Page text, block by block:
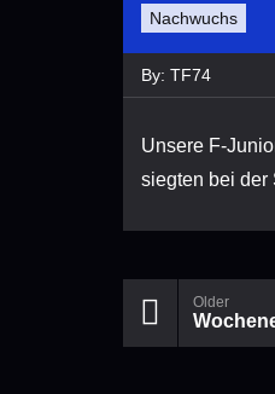
Nachwuchs
By: TF74
Unsere F-
siegten bei der
Older